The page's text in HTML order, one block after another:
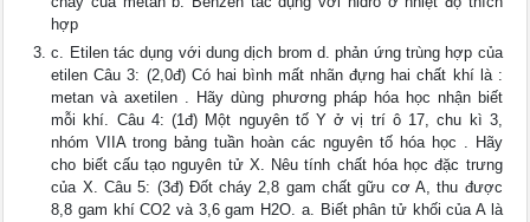
hợp
c. Etilen tác dụng với dung dịch brom d. phản ứng trùng hợp của
etilen Câu 3: (2,0đ) Có hai bình mất nhãn đựng hai chất khí là :
metan và axetilen . Hãy dùng phương pháp hóa học nhận biết
mỗi khí. Câu 4: (1đ) Một nguyên tố Y ở vị trí ô 17, chu kì 3,
nhóm VIIA trong bảng tuần hoàn các nguyên tố hóa học . Hãy
cho biết cấu tạo nguyên tử X. Nêu tính chất hóa học đặc trưng
của X. Câu 5: (3đ) Đốt cháy 2,8 gam chất gữu cơ A, thu được
8,8 gam khí CO2 và 3,6 gam H2O. a. Biết phân tử khối của A là